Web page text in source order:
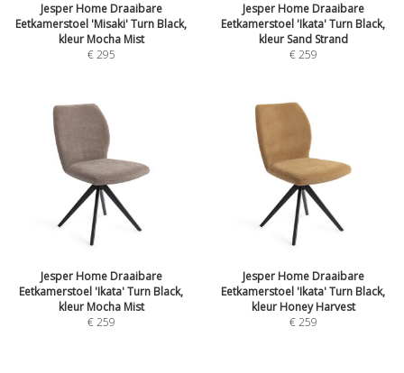
Jesper Home Draaibare
Eetkamerstoel 'Misaki' Turn Black,
kleur Mocha Mist
€295
Jesper Home Draaibare
Eetkamerstoel 'Ikata' Turn Black,
kleur Sand Strand
€259
Jesper Home Draaibare
Eetkamerstoel 'Ikata' Turn Black,
kleur Mocha Mist
€259
Jesper Home Draaibare
Eetkamerstoel 'Ikata' Turn Black,
kleur Honey Harvest
€259